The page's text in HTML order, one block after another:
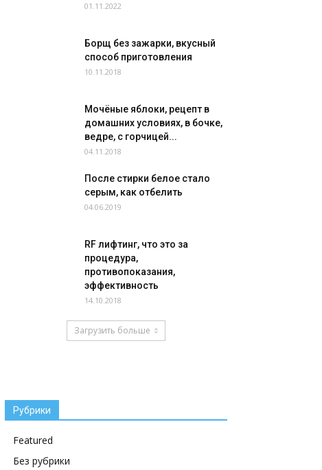
01.11.2022
Борщ без зажарки, вкусный
способ приготовления
10.11.2018
Мочёные яблоки, рецепт в
домашних условиях, в бочке,
ведре, с горчицей...
04.11.2018
После стирки белое стало
серым, как отбелить
04.06.2019
RF лифтинг, что это за
процедура,
противопоказания,
эффективность
14.10.2018
Загрузить больше
Рубрики
Featured
Без рубрики